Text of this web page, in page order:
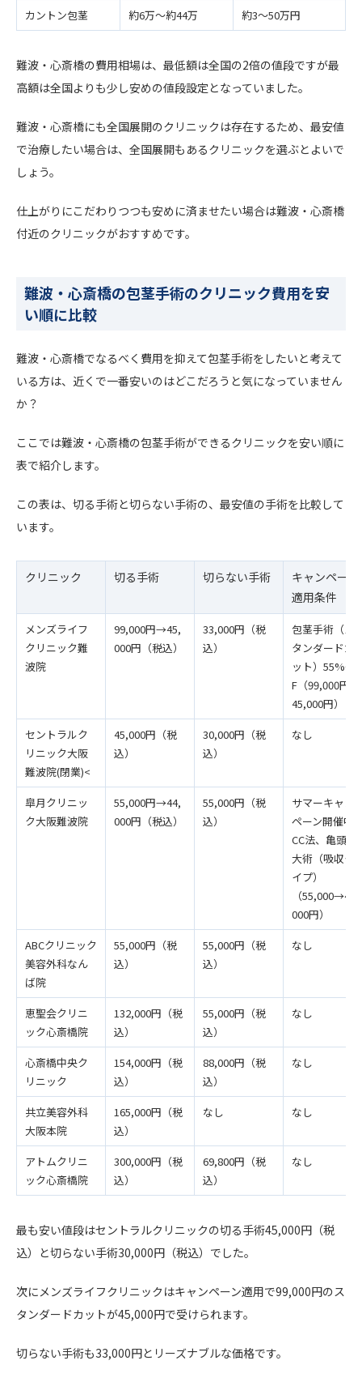
カントン包茎
約6万〜約44万 約3〜50万円
難波・心斎橋の費用相場は、最低額は全国の2倍の値段ですが最
高額は全国よりも少し安めの値段設定となっていました。
難波・心斎橋にも全国展開のクリニックは存在するため、最安値
で治療したい場合は、全国展開もあるクリニックを選ぶとよいで
しょう。
仕上がりにこだわりつつも安めに済ませたい場合は難波・心斎橋
付近のクリニックがおすすめです。
難波・心斎橋の包茎手術のクリニック費用を安
い順に比較
難波・心斎橋でなるべく費用を抑えて包茎手術をしたいと考えて
いる方は、近くで一番安いのはどこだろうと気になっていません
か？
ここでは難波・心斎橋の包茎手術ができるクリニックを安い順に
表で紹介します。
この表は、切る手術と切らない手術の、最安値の手術を比較して
います。
クリニック 切る手術 切らない手術
キャンペーン
適用条件
メンズライフ
クリニック難
波院
99,000円→45,
000円（税込）
33,000円（税
込）
包茎手術（ス
タンダードカ
ット）55%OF
F（99,000円→
45,000円）
セントラルク
リニック大阪
難波院(閉業)<
45,000円（税
込）
30,000円（税
込）
なし
皐月クリニッ
ク大阪難波院
55,000円→44,
000円（税込）
55,000円（税
込）
サマーキャン
ペーン開催中
CC法、亀頭増
大術（吸収タ
イプ）
（55,000→44,
000円）
ABCクリニック
美容外科なん
ば院
55,000円（税
込）
55,000円（税
込）
なし
恵聖会クリニ
ック心斎橋院
132,000円（税
込）
55,000円（税
込）
なし
心斎橋中央ク
リニック
154,000円（税
込）
88,000円（税
込）
なし
共立美容外科
大阪本院
165,000円（税
込）
なし なし
アトムクリニ
ック心斎橋院
300,000円（税
込）
69,800円（税
込）
なし
最も安い値段はセントラルクリニックの切る手術45,000円（税
込）と切らない手術30,000円（税込）でした。
次にメンズライフクリニックはキャンペーン適用で99,000円のス
タンダードカットが45,000円で受けられます。
切らない手術も33,000円とリーズナブルな価格です。